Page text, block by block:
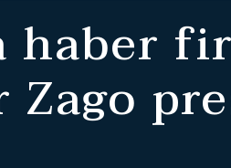
haber
Zago